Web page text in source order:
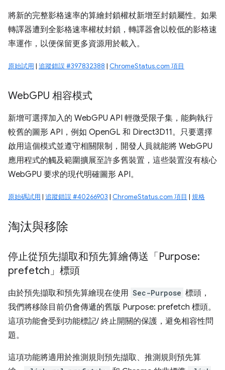
將新的完整影格速率的算繪封鎖權杖新增至封鎖屬性。如果
轉譯器遭到全影格速率權杖封鎖，轉譯器會以較低的影格速
率運作，以便保留更多資源用於載入。
原始試用 | 追蹤錯誤 #397832388 | ChromeStatus.com 項目
WebGPU 相容模式
新增可選擇加入的 WebGPU API 輕微受限子集，能夠執行
較舊的圖形 API，例如 OpenGL 和 Direct3D11。只要選擇
啟用這個模式並遵守相關限制，開發人員就能將 WebGPU
應用程式的觸及範圍擴展至許多舊裝置，這些裝置沒有核心
WebGPU 要求的現代明確圖形 API。
原始碼試用 | 追蹤錯誤 #40266903 | ChromeStatus.com 項目 | 規格
淘汰與移除
停止從預先擷取和預先算繪傳送「Purpose:
prefetch」標頭
由於預先擷取和預先算繪現在使用 Sec-Purpose 標頭，
我們將移除目前仍會傳遞的舊版 Purpose: prefetch 標頭。
這項功能會受到功能標記/ 終止開關的保護，避免相容性問
題。
這項功能將適用於推測規則預先擷取、推測規則預先算